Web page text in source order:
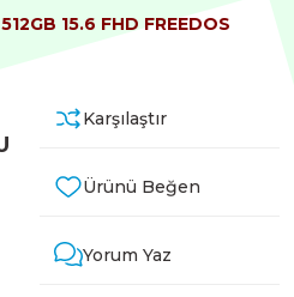
15.6 FHD FREEDOS
Karşılaştır
Yorum Yaz